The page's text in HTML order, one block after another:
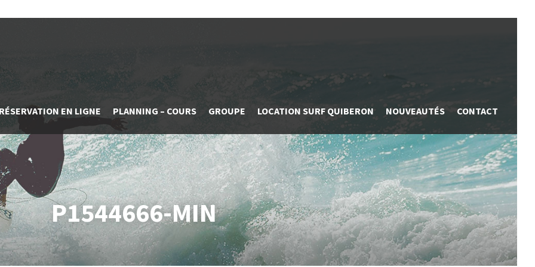
RÉSERVATION EN LIGNE PLANNING – COURS GROUPE LOCATION SURF QUIBERON NOUVEAUTÉS CONTACT
P1544666-MIN